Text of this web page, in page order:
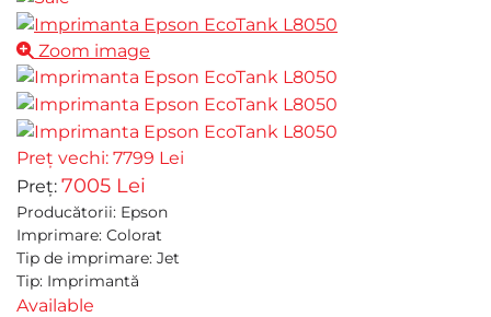
Zoom image
Preț vechi: 7799 Lei
Preț: 7005 Lei
Producătorii: Epson
Imprimare: Colorat
Tip de imprimare: Jet
Tip: Imprimantă
Available